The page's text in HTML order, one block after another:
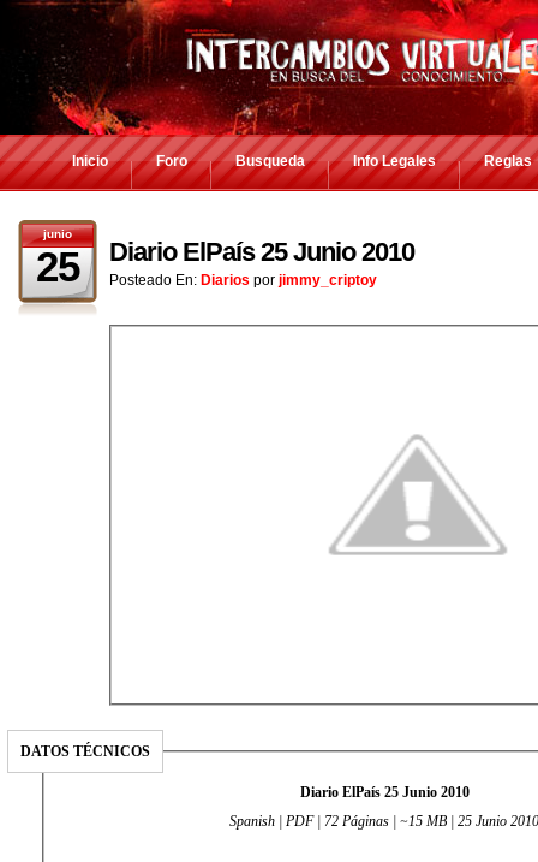
Inicio Foro Busqueda Info Legales Reglas
junio
25 Diario ElPaís 25 Junio 2010
Posteado En: Diarios por jimmy_criptoy
DATOS TÉCNICOS
Diario ElPaís 25 Junio 2010
Spanish | PDF | 72 Páginas | ~15 MB | 25 Junio 2010